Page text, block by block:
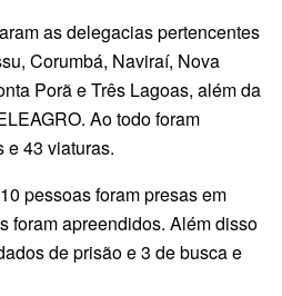
as delegacias pertencentes
Corumbá, Naviraí, Nova
Porã e Três Lagoas, além da
Ao todo foram
e 43 viaturas.
pessoas foram presas em
foram apreendidos. Além disso
de prisão e 3 de busca e